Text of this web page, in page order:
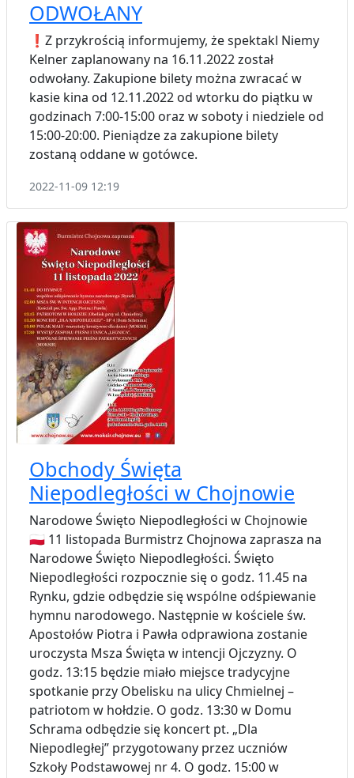
ODWOŁANY
❗️Z przykrością informujemy, że spektakl Niemy
Kelner zaplanowany na 16.11.2022 został
odwołany. Zakupione bilety można zwracać w
kasie kina od 12.11.2022 od wtorku do piątku w
godzinach 7:00-15:00 oraz w soboty i niedziele od
15:00-20:00. Pieniądze za zakupione bilety
zostaną oddane w gotówce.
2022-11-09 12:19
Obchody Święta
Niepodległości w Chojnowie
Narodowe Święto Niepodległości w Chojnowie
🇵🇱 11 listopada Burmistrz Chojnowa zaprasza na
Narodowe Święto Niepodległości. Święto
Niepodległości rozpocznie się o godz. 11.45 na
Rynku, gdzie odbędzie się wspólne odśpiewanie
hymnu narodowego. Następnie w kościele św.
Apostołów Piotra i Pawła odprawiona zostanie
uroczysta Msza Święta w intencji Ojczyzny. O
godz. 13:15 będzie miało miejsce tradycyjne
spotkanie przy Obelisku na ulicy Chmielnej –
patriotom w hołdzie. O godz. 13:30 w Domu
Schrama odbędzie się koncert pt. „Dla
Niepodległej” przygotowany przez uczniów
Szkoły Podstawowej nr 4. O godz. 15:00 w